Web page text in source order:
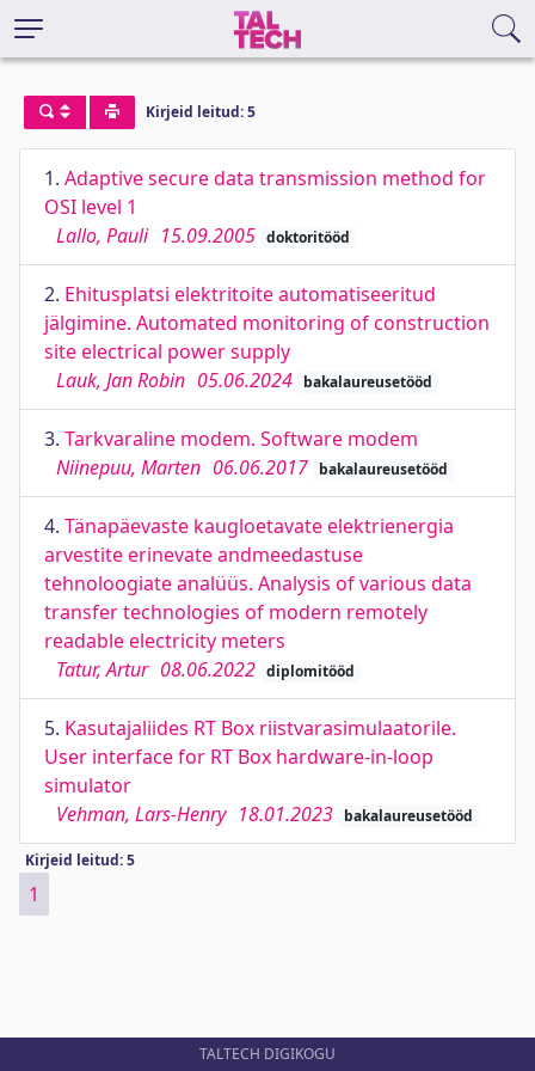
Kirjeid leitud: 5
1. Adaptive secure data transmission method for
OSI level 1
Lallo, Pauli 15.09.2005 doktoritööd
2. Ehitusplatsi elektritoite automatiseeritud
jälgimine. Automated monitoring of construction
site electrical power supply
Lauk, Jan Robin 05.06.2024 bakalaureusetööd
3. Tarkvaraline modem. Software modem
Niinepuu, Marten 06.06.2017 bakalaureusetööd
4. Tänapäevaste kaugloetavate elektrienergia
arvestite erinevate andmeedastuse
tehnoloogiate analüüs. Analysis of various data
transfer technologies of modern remotely
readable electricity meters
Tatur, Artur 08.06.2022 diplomitööd
5. Kasutajaliides RT Box riistvarasimulaatorile.
User interface for RT Box hardware-in-loop
simulator
Vehman, Lars-Henry 18.01.2023 bakalaureusetööd
Kirjeid leitud: 5
1
TALTECH DIGIKOGU